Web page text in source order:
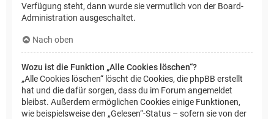
Verfügung steht, dann wurde sie vermutlich von der Board-
Administration ausgeschaltet.
Nach oben
Wozu ist die Funktion „Alle Cookies löschen“?
„Alle Cookies löschen“ löscht die Cookies, die phpBB erstellt
hat und die dafür sorgen, dass du im Forum angemeldet
bleibst. Außerdem ermöglichen Cookies einige Funktionen,
wie beispielsweise den „Gelesen“-Status – sofern sie von der